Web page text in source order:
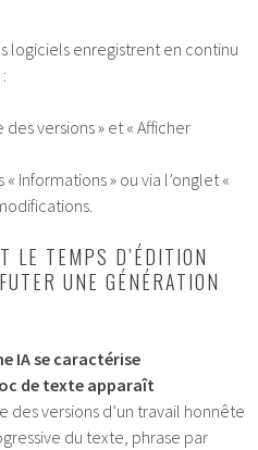
logiciels enregistrent en continu
des versions » et « Afficher
Informations » ou via l’onglet «
LE TEMPS D’ÉDITION
UNE GÉNÉRATION
IA se caractérise
de texte apparaît
des versions d’un travail honnête
du texte, phrase par